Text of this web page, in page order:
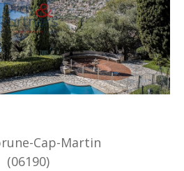
Cap-Martin
(06190)